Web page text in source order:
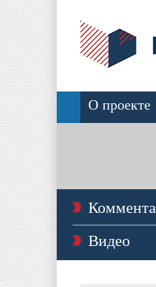
О проекте
Видео